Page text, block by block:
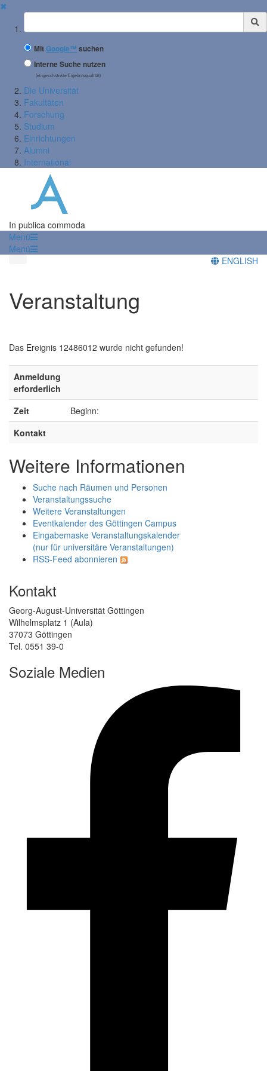
✖
Suchbegriff
MitGoogle™ suchen
Interne Suche nutzen
(eingeschränkte Ergebnisqualität)
Die Universität
Fakultäten
Forschung
Studium
Einrichtungen
Alumni
International
In publica commoda
Menü
Menü
ENGLISH
Veranstaltung
Das Ereignis 12486012 wurde nicht gefunden!
Anmeldung
erforderlich
Zeit
Beginn:
Kontakt
Weitere Informationen
Suche nach Räumen und Personen
Veranstaltungssuche
Weitere Veranstaltungen
Eventkalender des Göttingen Campus
Eingabemaske Veranstaltungskalender
(nur für universitäre Veranstaltungen)
RSS-Feed abonnieren
Kontakt
Georg-August-Universität Göttingen
Wilhelmsplatz 1 (Aula)
37073 Göttingen
Tel. 0551 39-0
Soziale Medien